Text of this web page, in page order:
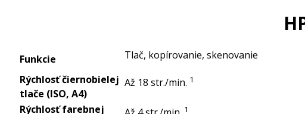
Funkcie
Tlač, kopírovanie, skenovanie
Rýchlosť čiernobielej
tlače (ISO, A4)
Až 18 str./min. 1
Rýchlosť farebnej
1